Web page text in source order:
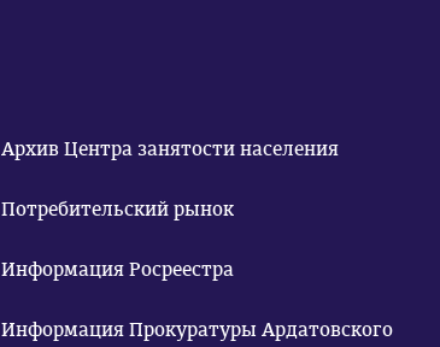
Архив Центра занятости населения
Потребительский рынок
Информация Росреестра
Информация Прокуратуры Ардатовского